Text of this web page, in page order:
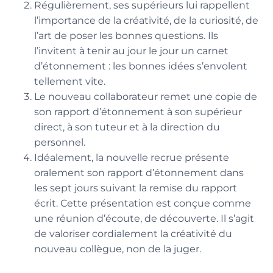
Régulièrement, ses supérieurs lui rappellent
l’importance de la créativité, de la curiosité, de
l’art de poser les bonnes questions. Ils
l’invitent à tenir au jour le jour un carnet
d’étonnement : les bonnes idées s’envolent
tellement vite.
Le nouveau collaborateur remet une copie de
son rapport d’étonnement à son supérieur
direct, à son tuteur et à la direction du
personnel.
Idéalement, la nouvelle recrue présente
oralement son rapport d’étonnement dans
les sept jours suivant la remise du rapport
écrit. Cette présentation est conçue comme
une réunion d’écoute, de découverte. Il s’agit
de valoriser cordialement la créativité du
nouveau collègue, non de la juger.